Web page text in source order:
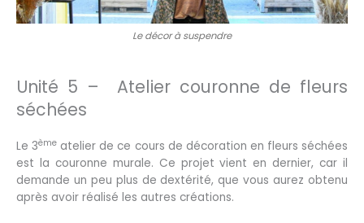
Le décor à suspendre
Unité 5 – Atelier couronne de fleurs
séchées
Le 3ème atelier de ce cours de décoration en fleurs séchées
est la couronne murale. Ce projet vient en dernier, car il
demande un peu plus de dextérité, que vous aurez obtenu
après avoir réalisé les autres créations.